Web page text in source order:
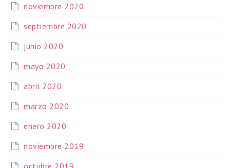
noviembre 2020
septiembre 2020
junio 2020
mayo 2020
abril 2020
marzo 2020
enero 2020
noviembre 2019
octubre 2019